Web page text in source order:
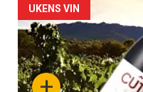
Forsiden
akkurat
nå
UKENS VIN